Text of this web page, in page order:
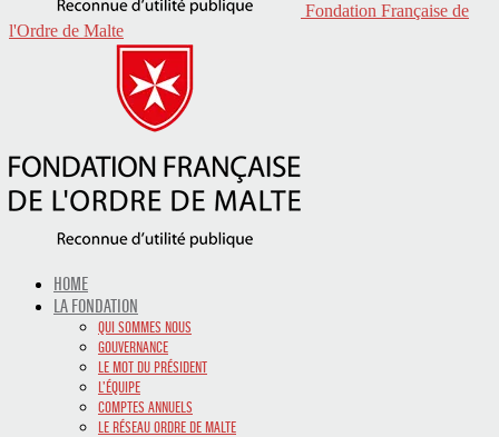
Fondation Française de
l'Ordre de Malte
HOME
LA FONDATION
QUI SOMMES NOUS
GOUVERNANCE
LE MOT DU PRÉSIDENT
L’ÉQUIPE
COMPTES ANNUELS
LE RÉSEAU ORDRE DE MALTE